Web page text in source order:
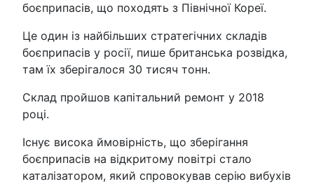
боєприпасів, що походять з Північної Кореї.
Це один із найбільших стратегічних складів
боєприпасів у росії, пише британська розвідка,
там їх зберігалося 30 тисяч тонн.
Склад пройшов капітальний ремонт у 2018
році.
Існує висока ймовірність, що зберігання
боєприпасів на відкритому повітрі стало
каталізатором, який спровокував серію вибухів